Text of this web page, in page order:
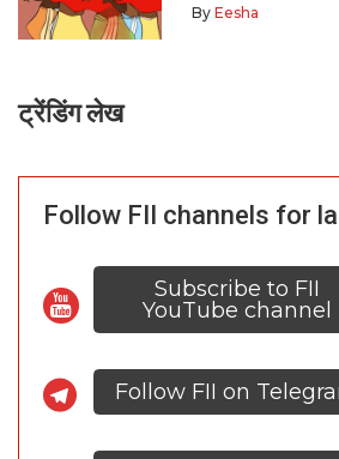
By Eesha
ट्रेंडिंग लेख
Follow FII channels for
Subscribe to FII
YouTube channel
Follow FII on